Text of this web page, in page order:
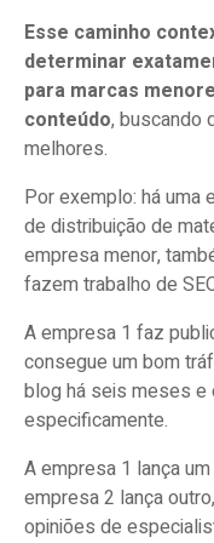
Esse caminho
determinar
para marcas
conteúdo, buscando
melhores.
Por exemplo: há uma
de distribuição de
empresa menor,
fazem trabalho de
A empresa 1 faz
consegue um bom
blog há seis meses e
especificamente.
A empresa 1 lança
empresa 2 lança
opiniões de